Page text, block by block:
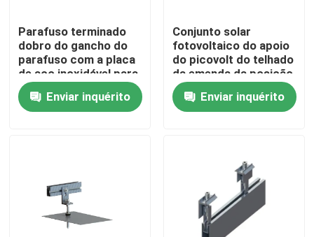
Casa
Produtos
Mostra de VR
Sobre nós
Parafuso terminado
dobro do gancho do
parafuso com a placa
de aço inoxidável para
o telhado do metal
com purlin de madeira
Enviar inquérito
Conjunto solar
fotovoltaico do apoio
do picovolt do telhado
da emenda da posição
da braçadeira da
emenda do telhado A2
Enviar inquérito